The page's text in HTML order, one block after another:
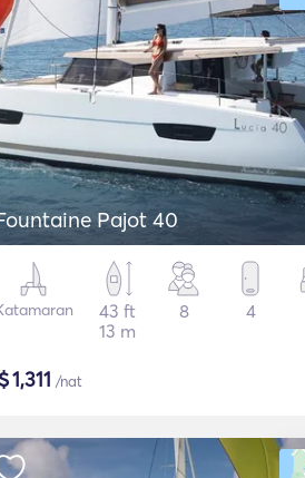
Pajot 40
43 ft
13 m
8 4
$1,311 /nat